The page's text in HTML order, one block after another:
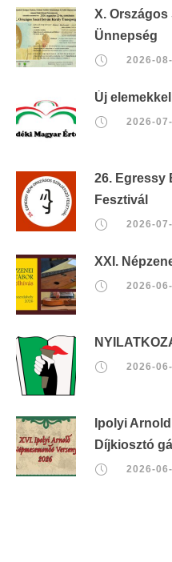
X.
Ünnepség
2026-
Új
2026-
26. Egressy
Fesztivál
2026-
XXI.
2026-
2026-
Ipolyi
Díjkiosztó
2026-